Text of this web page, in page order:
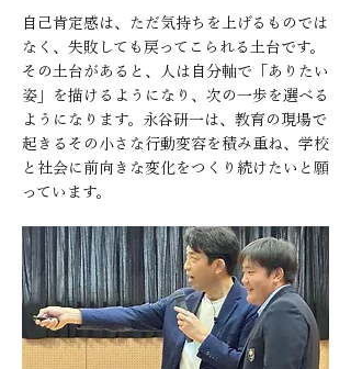
自己肯定感は、ただ気持ちを上げるものでは
なく、失敗しても戻ってこられる土台です。
その土台があると、人は自分軸で「ありたい
姿」を描けるようになり、次の一歩を選べる
ようになります。永谷研一は、教育の現場で
起きるその小さな行動変容を積み重ね、学校
と社会に前向きな変化をつくり続けたいと願
っています。